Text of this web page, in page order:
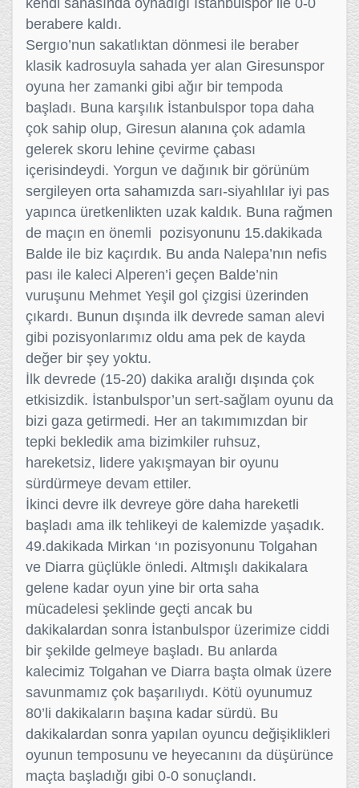
kendi sahasında oynadığı İstanbulspor ile 0-0
berabere kaldı.
Sergıo’nun sakatlıktan dönmesi ile beraber
klasik kadrosuyla sahada yer alan Giresunspor
oyuna her zamanki gibi ağır bir tempoda
başladı. Buna karşılık İstanbulspor topa daha
çok sahip olup, Giresun alanına çok adamla
gelerek skoru lehine çevirme çabası
içerisindeydi. Yorgun ve dağınık bir görünüm
sergileyen orta sahamızda sarı-siyahlılar iyi pas
yapınca üretkenlikten uzak kaldık. Buna rağmen
de maçın en önemli pozisyonunu 15.dakikada
Balde ile biz kaçırdık. Bu anda Nalepa’nın nefis
pası ile kaleci Alperen’i geçen Balde’nin
vuruşunu Mehmet Yeşil gol çizgisi üzerinden
çıkardı. Bunun dışında ilk devrede saman alevi
gibi pozisyonlarımız oldu ama pek de kayda
değer bir şey yoktu.
İlk devrede (15-20) dakika aralığı dışında çok
etkisizdik. İstanbulspor’un sert-sağlam oyunu da
bizi gaza getirmedi. Her an takımımızdan bir
tepki bekledik ama bizimkiler ruhsuz,
hareketsiz, lidere yakışmayan bir oyunu
sürdürmeye devam ettiler.
İkinci devre ilk devreye göre daha hareketli
başladı ama ilk tehlikeyi de kalemizde yaşadık.
49.dakikada Mirkan ‘ın pozisyonunu Tolgahan
ve Diarra güçlükle önledi. Altmışlı dakikalara
gelene kadar oyun yine bir orta saha
mücadelesi şeklinde geçti ancak bu
dakikalardan sonra İstanbulspor üzerimize ciddi
bir şekilde gelmeye başladı. Bu anlarda
kalecimiz Tolgahan ve Diarra başta olmak üzere
savunmamız çok başarılıydı. Kötü oyunumuz
80’li dakikaların başına kadar sürdü. Bu
dakikalardan sonra yapılan oyuncu değişiklikleri
oyunun temposunu ve heyecanını da düşürünce
maçta başladığı gibi 0-0 sonuçlandı.